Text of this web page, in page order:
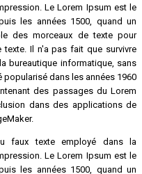
Le Lorem Ipsum est le
les années 1500, quand un
des morceaux de texte pour
Il n'a pas fait que survivre
bureautique informatique, sans
dans les années 1960
des passages du Lorem
dans des applications de
faux texte employé dans la
Le Lorem Ipsum est le
les années 1500, quand un